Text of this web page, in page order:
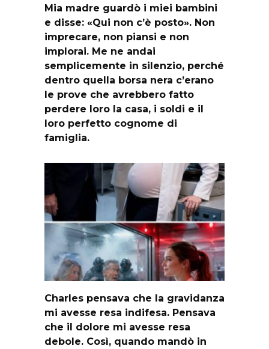
Mia madre guardò i miei bambini
e disse: «Qui non c’è posto». Non
imprecare, non piansi e non
implorai. Me ne andai
semplicemente in silenzio, perché
dentro quella borsa nera c’erano
le prove che avrebbero fatto
perdere loro la casa, i soldi e il
loro perfetto cognome di
famiglia.
Charles pensava che la gravidanza
mi avesse resa indifesa. Pensava
che il dolore mi avesse resa
debole. Così, quando mandò in